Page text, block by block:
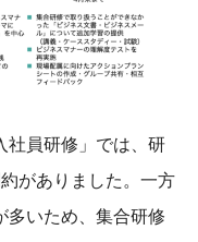
社員研修」では、研
がありました。 一方
多いため、集合研修